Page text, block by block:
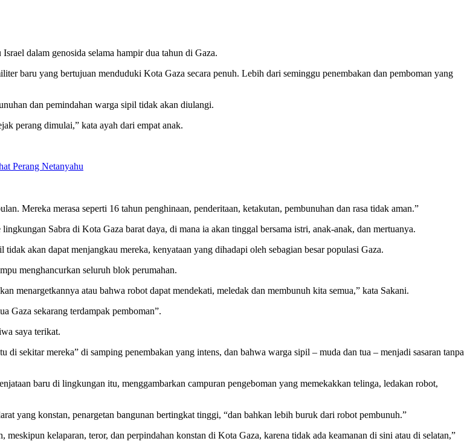
dalam genosida selama hampir dua tahun di Gaza.
baru yang bertujuan menduduki Kota Gaza secara penuh. Lebih dari seminggu penembakan dan pemboman yang
dan pemindahan warga sipil tidak akan diulangi.
perang dimulai,” kata ayah dari empat anak.
Perang Netanyahu
Mereka merasa seperti 16 tahun penghinaan, penderitaan, ketakutan, pembunuhan dan rasa tidak aman.”
Sabra di Kota Gaza barat daya, di mana ia akan tinggal bersama istri, anak-anak, dan mertuanya.
akan dapat menjangkau mereka, kenyataan yang dihadapi oleh sebagian besar populasi Gaza.
menghancurkan seluruh blok perumahan.
menargetkannya atau bahwa robot dapat mendekati, meledak dan membunuh kita semua,” kata Sakani.
Gaza sekarang terdampak pemboman”.
saya terikat.
sekitar mereka” di samping penembakan yang intens, dan bahwa warga sipil – muda dan tua – menjadi sasaran tanpa
baru di lingkungan itu, menggambarkan campuran pengeboman yang memekakkan telinga, ledakan robot,
yang konstan, penargetan bangunan bertingkat tinggi, “dan bahkan lebih buruk dari robot pembunuh.”
kelaparan, teror, dan perpindahan konstan di Kota Gaza, karena tidak ada keamanan di sini atau di selatan,”